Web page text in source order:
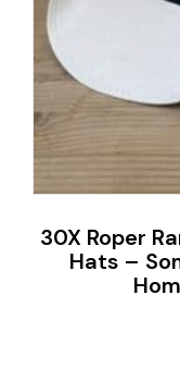
30X Roper
Hats –